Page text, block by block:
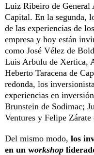
Luiz Ribeiro de
Capital. En la segunda,
de las experiencias de
empresa y hoy están
como José Vélez de
Luis Arbulu de Xertica,
Heberto Taracena de
redonda, los
experiencias en
Brunstein de Sodimac;
Ventures y Felipe Zárate
Del mismo modo, los
en un workshop